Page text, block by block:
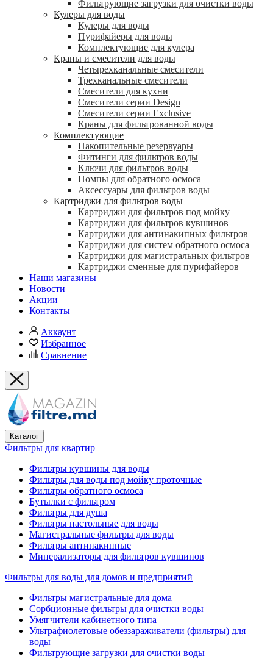
Фильтрующие загрузки для очистки воды
Кулеры для воды
Кулеры для воды
Пурифайеры для воды
Комплектующие для кулера
Краны и смесители для воды
Четырехканальные смесители
Трехканальные смесители
Смесители для кухни
Смесители серии Design
Смесители серии Exclusive
Краны для фильтрованной воды
Комплектующие
Накопительные резервуары
Фитинги для фильтров воды
Ключи для фильтров воды
Помпы для обратного осмоса
Аксессуары для фильтров воды
Картриджи для фильтров воды
Картриджи для фильтров под мойку
Картриджи для фильтров кувшинов
Картриджи для антинакипных фильтров
Картриджи для систем обратного осмоса
Картриджи для магистральных фильтров
Картриджи сменные для пурифайеров
Наши магазины
Новости
Акции
Контакты
Аккаунт
Избранное
Сравнение
Каталог
Фильтры для квартир
Фильтры кувшины для воды
Фильтры для воды под мойку проточные
Фильтры обратного осмоса
Бутылки с фильтром
Фильтры для душа
Фильтры настольные для воды
Магистральные фильтры для воды
Фильтры антинакипные
Минерализаторы для фильтров кувшинов
Фильтры для воды для домов и предприятий
Фильтры магистральные для дома
Сорбционные фильтры для очистки воды
Умягчители кабинетного типа
Ультрафиолетовые обеззараживатели (фильтры) для
воды
Фильтрующие загрузки для очистки воды